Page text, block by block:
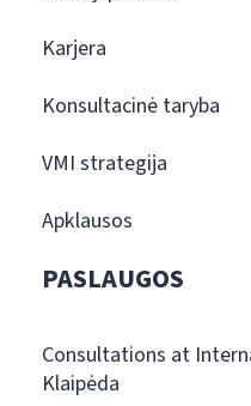
Karjera
Konsultacinė taryba
VMI strategija
Apklausos
PASLAUGOS
Consultations at
Klaipėda